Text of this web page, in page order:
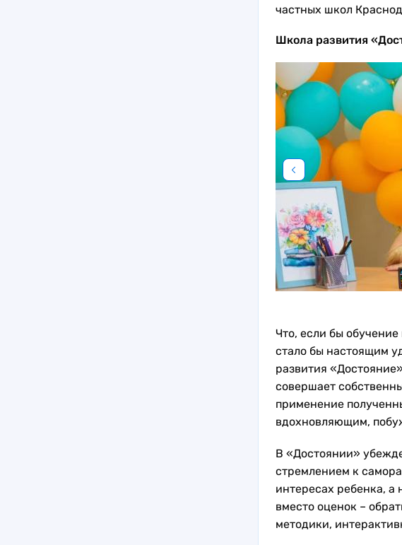
частных школ
Школа развития
Что, если бы
стало бы настоящим
развития
совершает
применение
вдохновляющим,
В «Достоянии»
стремлением к
интересах ребенка, а
вместо оценок –
методики,